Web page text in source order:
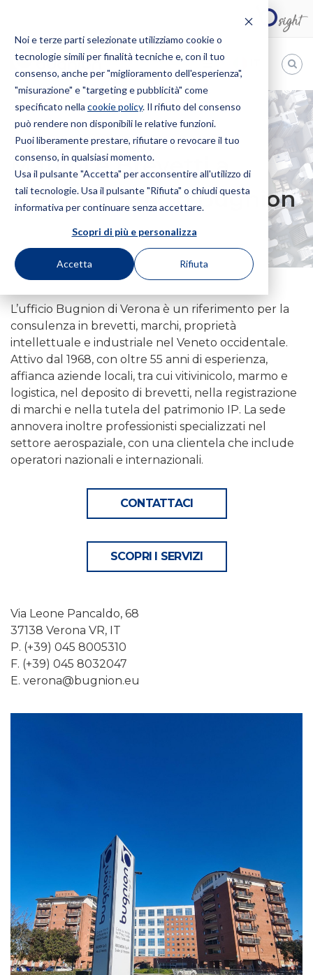
Noi e terze parti selezionate utilizziamo cookie o
tecnologie simili per finalità tecniche e, con il tuo
consenso, anche per "miglioramento dell'esperienza",
"misurazione" e "targeting e pubblicità" come
specificato nella cookie policy. Il rifiuto del consenso
può rendere non disponibili le relative funzioni.
Puoi liberamente prestare, rifiutare o revocare il tuo
consenso, in qualsiasi momento.
Usa il pulsante "Accetta" per acconsentire all'utilizzo di
tali tecnologie. Usa il pulsante "Rifiuta" o chiudi questa
informativa per continuare senza accettare.
Scopri di più e personalizza
Accetta Rifiuta
Bugnion
The
way
HOME SEDI VERONA
Marchi e Brevetti a
Verona – Ufficio Bugnion
L’ufficio Bugnion di Verona è un riferimento per la
consulenza in brevetti, marchi, proprietà
intellettuale e industriale nel Veneto occidentale.
Attivo dal 1968, con oltre 55 anni di esperienza,
affianca aziende locali, tra cui vitivinicolo, marmo e
logistica, nel deposito di brevetti, nella registrazione
di marchi e nella tutela del patrimonio IP. La sede
annovera inoltre professionisti specializzati nel
settore aerospaziale, con una clientela che include
operatori nazionali e internazionali.
CONTATTACI
SCOPRI I SERVIZI
Via Leone Pancaldo, 68
37138 Verona VR, IT
P. (+39) 045 8005310
F. (+39) 045 8032047
E. verona@bugnion.eu